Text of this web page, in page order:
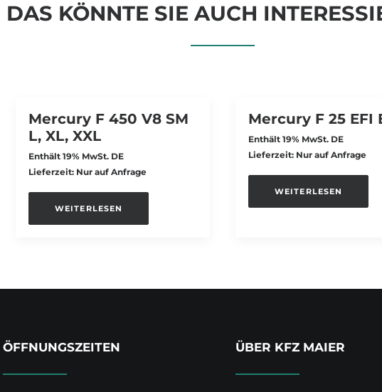
DAS KÖNNTE SIE AUCH
Mercury F 450 V8 SM
L, XL, XXL
Enthält 19% MwSt. DE
Lieferzeit: Nur auf Anfrage
WEITERLESEN
Mercury F 25 EFI
Enthält 19% MwSt. DE
Lieferzeit: Nur auf Anfrage
WEITERLESEN
ÖFFNUNGSZEITEN ÜBER KFZ MAIER